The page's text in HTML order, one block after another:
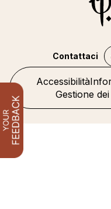
Accessibilità
Gestione
Contattaci